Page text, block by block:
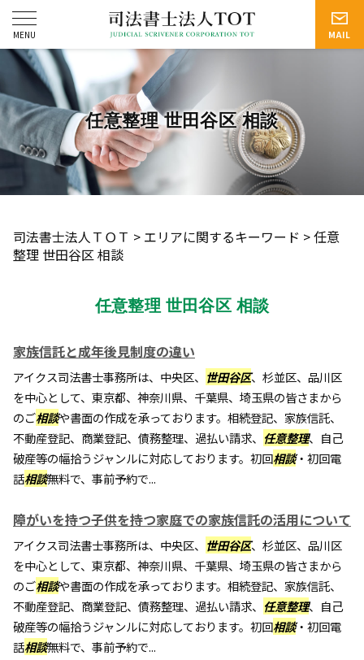
任意整理 世田谷区 相談
司法書士法人ＴＯＴ > エリアに関するキーワード >任意
整理 世田谷区 相談
任意整理 世田谷区 相談
家族信託と成年後見制度の違い
アイクス司法書士事務所は、中央区、 世田谷区、杉並区、品川区
を中心として、東京都、神奈川県、千葉県、埼玉県の皆さまから
のご相談や書面の作成を承っております。相続登記、家族信託、
不動産登記、商業登記、債務整理、過払い請求、 任意整理、自己
破産等の幅拾うジャンルに対応しております。初回相談・初回電
話相談無料で、事前予約で...
障がいを持つ子供を持つ家庭での家族信託の活用について
アイクス司法書士事務所は、中央区、 世田谷区、杉並区、品川区
を中心として、東京都、神奈川県、千葉県、埼玉県の皆さまから
のご相談や書面の作成を承っております。相続登記、家族信託、
不動産登記、商業登記、債務整理、過払い請求、 任意整理、自己
破産等の幅拾うジャンルに対応しております。初回相談・初回電
話相談無料で、事前予約で...